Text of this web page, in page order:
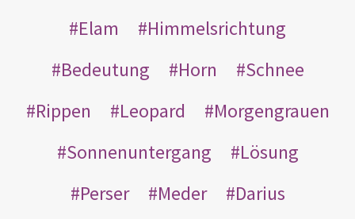
Elam
Himmelsrichtung
Bedeutung
Horn
Schnee
Rippen
Leopard
Morgengrauen
Sonnenuntergang
Lösung
Perser
Meder
Darius